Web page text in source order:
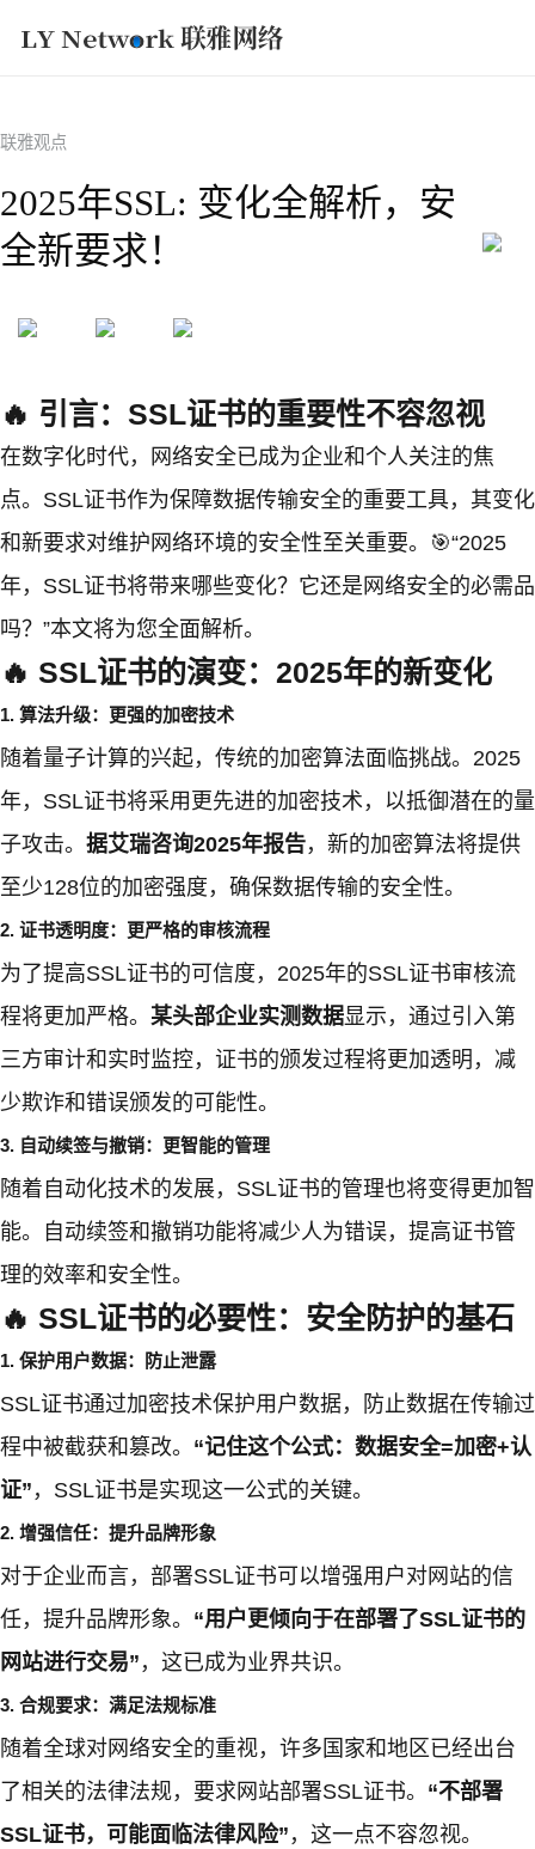
联雅观点
2025年SSL: 变化全解析，安
全新要求！
🔥 引言：SSL证书的重要性不容忽视
在数字化时代，网络安全已成为企业和个人关注的焦
点。SSL证书作为保障数据传输安全的重要工具，其变化
和新要求对维护网络环境的安全性至关重要。🎯“2025
年，SSL证书将带来哪些变化？它还是网络安全的必需品
吗？”本文将为您全面解析。
🔥 SSL证书的演变：2025年的新变化
1. 算法升级：更强的加密技术
随着量子计算的兴起，传统的加密算法面临挑战。2025
年，SSL证书将采用更先进的加密技术，以抵御潜在的量
子攻击。 据艾瑞咨询2025年报告，新的加密算法将提供
至少128位的加密强度，确保数据传输的安全性。
2. 证书透明度：更严格的审核流程
为了提高SSL证书的可信度，2025年的SSL证书审核流
程将更加严格。 某头部企业实测数据显示，通过引入第
三方审计和实时监控，证书的颁发过程将更加透明，减
少欺诈和错误颁发的可能性。
3. 自动续签与撤销：更智能的管理
随着自动化技术的发展，SSL证书的管理也将变得更加智
能。自动续签和撤销功能将减少人为错误，提高证书管
理的效率和安全性。
🔥 SSL证书的必要性：安全防护的基石
1. 保护用户数据：防止泄露
SSL证书通过加密技术保护用户数据，防止数据在传输过
程中被截获和篡改。 “记住这个公式：数据安全=加密+认
证” ，SSL证书是实现这一公式的关键。
2. 增强信任：提升品牌形象
对于企业而言，部署SSL证书可以增强用户对网站的信
任，提升品牌形象。 “用户更倾向于在部署了SSL证书的
网站进行交易” ，这已成为业界共识。
3. 合规要求：满足法规标准
随着全球对网络安全的重视，许多国家和地区已经出台
了相关的法律法规，要求网站部署SSL证书。 “不部署
SSL证书，可能面临法律风险” ，这一点不容忽视。